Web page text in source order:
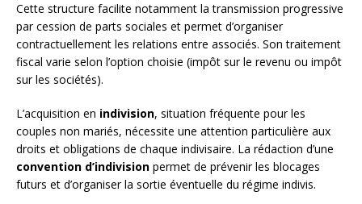
Cette structure facilite notamment la transmission progressive
par cession de parts sociales et permet d’organiser
contractuellement les relations entre associés. Son traitement
fiscal varie selon l’option choisie (impôt sur le revenu ou impôt
sur les sociétés).
L’acquisition en indivision, situation fréquente pour les
couples non mariés, nécessite une attention particulière aux
droits et obligations de chaque indivisaire. La rédaction d’une
convention d’indivision permet de prévenir les blocages
futurs et d’organiser la sortie éventuelle du régime indivis.